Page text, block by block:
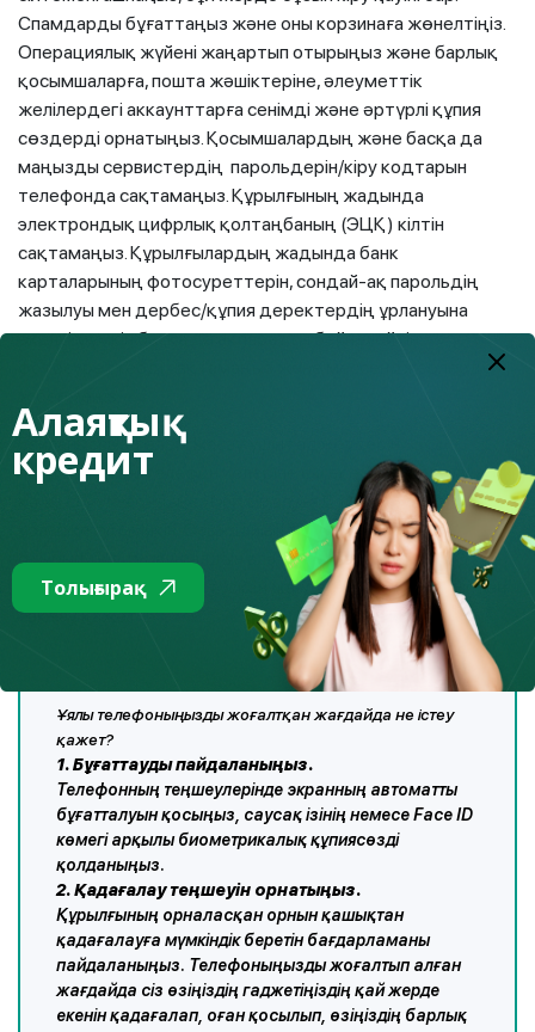
Спамдарды бұғаттаңыз және оны корзинаға жөнелтіңіз.
Операциялық жүйені жаңартып отырыңыз және барлық
қосымшаларға, пошта жәшіктеріне, әлеуметтік
желілердегі аккаунттарға сенімді және әртүрлі құпия
сөздерді орнатыңыз. Қосымшалардың және басқа да
маңызды сервистердің парольдерін/кіру кодтарын
телефонда сақтамаңыз. Құрылғының жадында
электрондық цифрлық қолтаңбаның (ЭЦҚ) кілтін
сақтамаңыз. Құрылғылардың жадында банк
карталарының фотосуреттерін, сондай-ақ парольдің
жазылуы мен дербес/құпия деректердің ұрлануына
әкелуі мүмкін басқа да ақпаратты бейнелейтін
фотосуреттерді сақтамаңыз және мессенджерлерде
Байланыссыз төлем жасау үшін гаджеттерін
пайдаланатын телефон иелеріне екі есе мұқият болу
қажет. Телефонды жоғалтып алуға болады немесе оны
ұрлап кетуі мүмкін. Осындай ықтималдылықты ескере
отырып, бұл туралы алдын ала ойланып, смартфон
қаскөйлердің қолына түскен жағдайда өзіңізді қауіптен
сақтау қажет.
Ұялы телефоныңызды жоғалтқан жағдайда не істеу
қажет?
1. Бұғаттауды пайдаланыңыз.
Телефонның теңшеулерінде экранның автоматты
бұғатталуын қосыңыз, саусақ ізінің немесе Face ID
көмегі арқылы биометрикалық құпиясөзді
қолданыңыз.
2. Қадағалау теңшеуін орнатыңыз.
Құрылғының орналасқан орнын қашықтан
қадағалауға мүмкіндік беретін бағдарламаны
пайдаланыңыз. Телефоныңызды жоғалтып алған
жағдайда сіз өзіңіздің гаджетіңіздің қай жерде
екенін қадағалап, оған қосылып, өзіңіздің барлық
Алаяқтық
кредит
Толығырақ